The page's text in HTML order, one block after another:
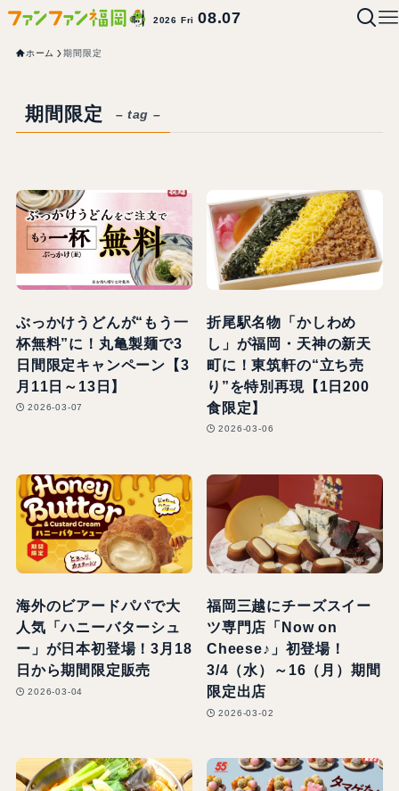
2026 Fri08.07
ホーム 期間限定
期間限定 – tag –
ぶっかけうどんが“もう一
杯無料”に！丸亀製麺で3
日間限定キャンペーン【3
月11日～13日】
2026-03-07
折尾駅名物「かしわめ
し」が福岡・天神の新天
町に！東筑軒の“立ち売
り”を特別再現【1日200
食限定】
2026-03-06
海外のビアードパパで大
人気「ハニーバターシュ
ー」が日本初登場！3月18
日から期間限定販売
2026-03-04
福岡三越にチーズスイー
ツ専門店「Now on
Cheese♪」初登場！
3/4（水）～16（月）期間
限定出店
2026-03-02